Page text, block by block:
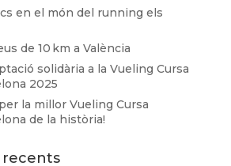
en el món del running els
de 10 km a València
solidària a la Vueling Cursa
2025
la millor Vueling Cursa
de la història!
recents